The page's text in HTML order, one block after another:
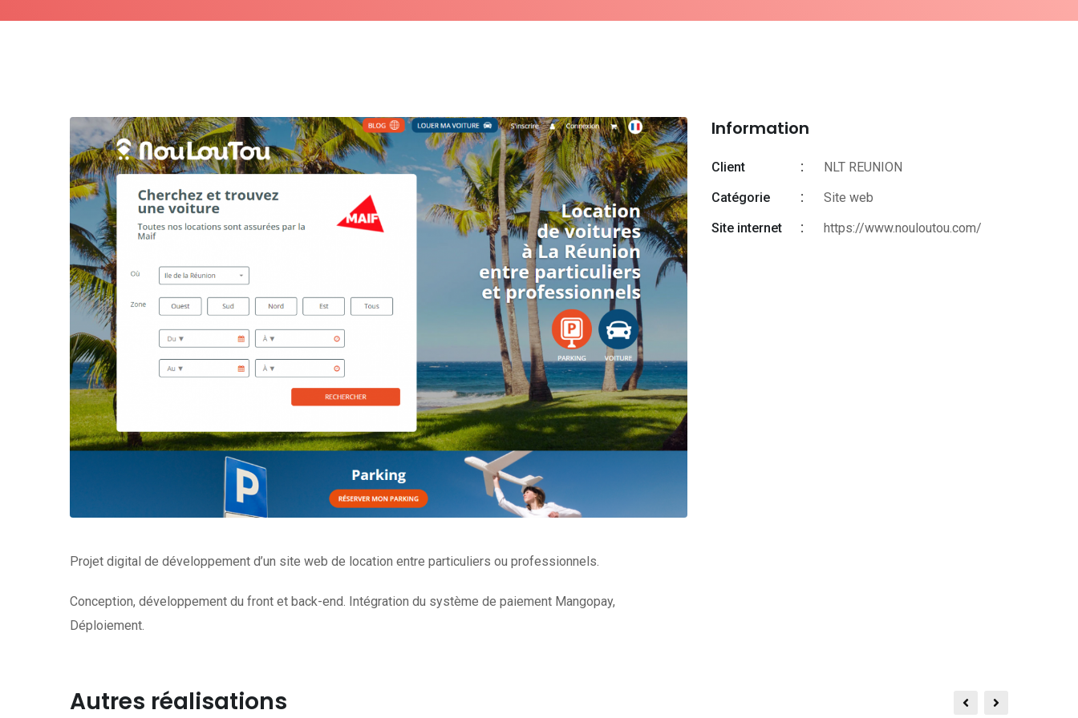
Projet digital de développement d’un site web de location entre particuliers ou professionnels.
Conception, développement du front et back-end. Intégration du système de paiement Mangopay,
Déploiement.
Information
Client
NLT REUNION
Catégorie
Site web
Site internet
https://www.nouloutou.com/
Autres réalisations